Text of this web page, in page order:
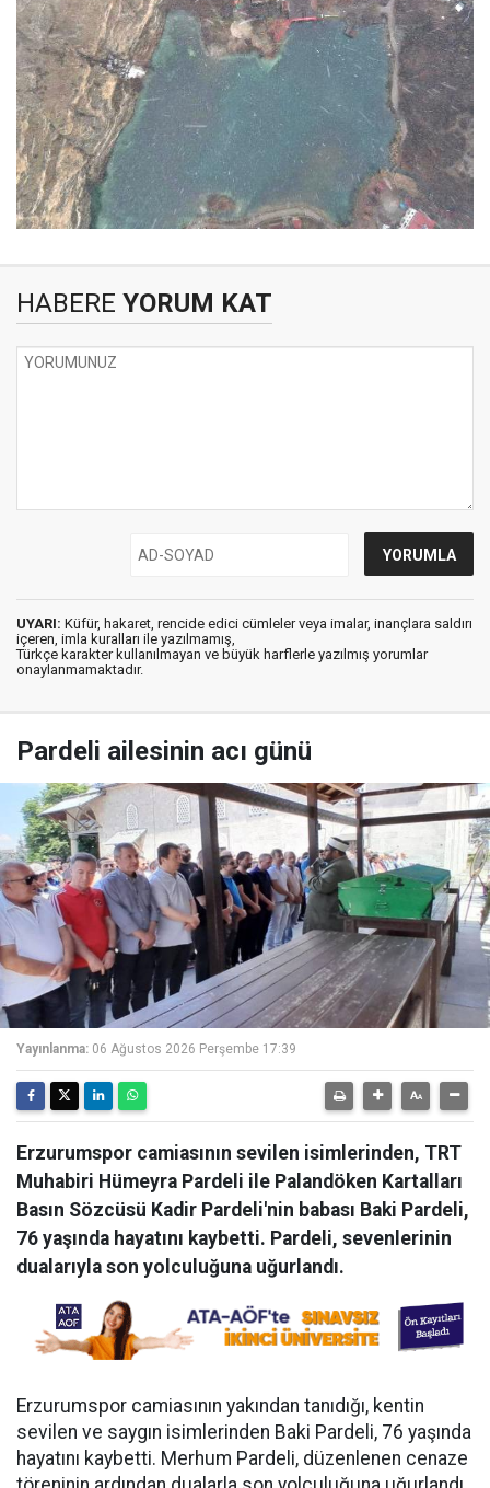
HABERE YORUM KAT
UYARI: Küfür, hakaret, rencide edici cümleler veya imalar, inançlara saldırı
içeren, imla kuralları ile yazılmamış,
Türkçe karakter kullanılmayan ve büyük harflerle yazılmış yorumlar
onaylanmamaktadır.
Pardeli ailesinin acı günü
Yayınlanma: 06 Ağustos 2026 Perşembe 17:39
Erzurumspor camiasının sevilen isimlerinden, TRT
Muhabiri Hümeyra Pardeli ile Palandöken Kartalları
Basın Sözcüsü Kadir Pardeli'nin babası Baki Pardeli,
76 yaşında hayatını kaybetti. Pardeli, sevenlerinin
dualarıyla son yolculuğuna uğurlandı.
Erzurumspor camiasının yakından tanıdığı, kentin
sevilen ve saygın isimlerinden Baki Pardeli, 76 yaşında
hayatını kaybetti. Merhum Pardeli, düzenlenen cenaze